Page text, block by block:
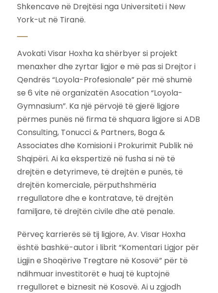
Shkencave në Drejtësi nga Universiteti i New
York-ut në Tiranë.
Avokati Visar Hoxha ka shërbyer si projekt
menaxher dhe zyrtar ligjor e më pas si Drejtor i
Qendrës “Loyola-Profesionale” për më shumë
se 6 vite në organizatën Asocation “Loyola-
Gymnasium”. Ka një përvojë të gjerë ligjore
përmes punës në firma të shquara ligjore si ADB
Consulting, Tonucci & Partners, Boga &
Associates dhe Komisioni i Prokurimit Publik në
Shqipëri. Ai ka ekspertizë në fusha si në të
drejtën e detyrimeve, të drejtën e punës, të
drejtën komerciale, përputhshmëria
rregullatore dhe e kontratave, të drejtën
familjare, të drejtën civile dhe atë penale.
Përveç karrierës së tij ligjore, Av. Visar Hoxha
është bashkë-autor i librit “Komentari Ligjor për
Ligjin e Shoqërive Tregtare në Kosovë” për të
ndihmuar investitorët e huaj të kuptojnë
rregulloret e biznesit në Kosovë. Ai u zgjodh